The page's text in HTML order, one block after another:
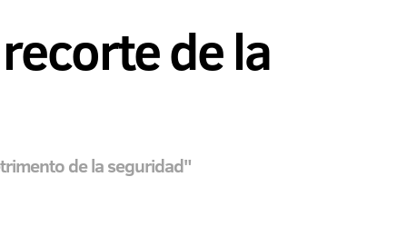
de la
de la seguridad"